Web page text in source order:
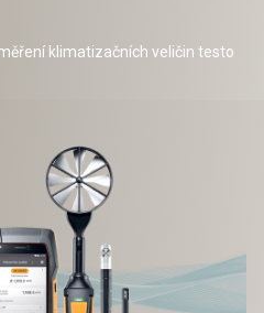
klimatizačních veličin testo